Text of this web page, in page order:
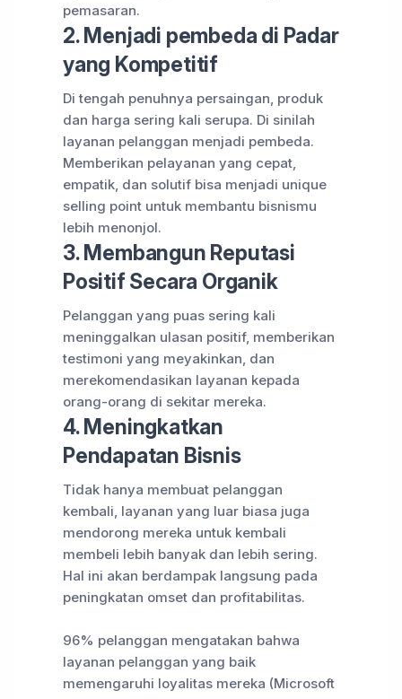
pemasaran.
2. Menjadi pembeda di Padar
yang Kompetitif
Di tengah penuhnya persaingan, produk
dan harga sering kali serupa. Di sinilah
layanan pelanggan menjadi pembeda.
Memberikan pelayanan yang cepat,
empatik, dan solutif bisa menjadi unique
selling point untuk membantu bisnismu
lebih menonjol.
3. Membangun Reputasi
Positif Secara Organik
Pelanggan yang puas sering kali
meninggalkan ulasan positif, memberikan
testimoni yang meyakinkan, dan
merekomendasikan layanan kepada
orang-orang di sekitar mereka.
4. Meningkatkan
Pendapatan Bisnis
Tidak hanya membuat pelanggan
kembali, layanan yang luar biasa juga
mendorong mereka untuk kembali
membeli lebih banyak dan lebih sering.
Hal ini akan berdampak langsung pada
peningkatan omset dan profitabilitas.
96% pelanggan mengatakan bahwa
layanan pelanggan yang baik
memengaruhi loyalitas mereka (Microsoft